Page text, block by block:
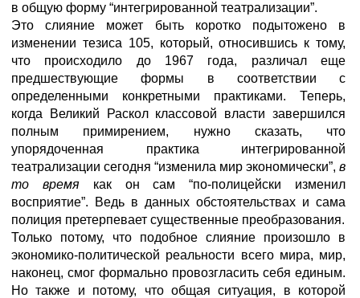
в общую форму “интегрированной театрализации”.
Это слияние может быть коротко подытожено в
изменении тезиса 105, который, относившись к тому,
что происходило до 1967 года, различал еще
предшествующие формы в соответствии с
определенными конкретными практиками. Теперь,
когда Великий Раскол классовой власти завершился
полным примирением, нужно сказать, что
упорядоченная практика интегрированной
театрализации сегодня “изменила мир экономически”, в
то время как он сам “по-полицейски изменил
восприятие”. Ведь в данных обстоятельствах и сама
полиция претерпевает существенные преобразования.
Только потому, что подобное слияние произошло в
экономико-политической реальности всего мира, мир,
наконец, смог формально провозгласить себя единым.
Но также и потому, что общая ситуация, в которой